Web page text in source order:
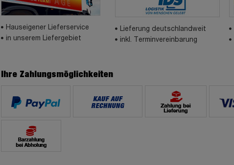
Hauseigener Lieferservice
in unserem Liefergebiet
Lieferung deutschlandweit
inkl. Terminvereinbarung
Ihre Zahlungsmöglichkeiten